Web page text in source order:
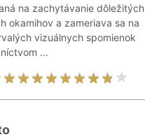
na zachytávanie dôležitých
okamihov a zameriava sa na
vizuálnych spomienok
...